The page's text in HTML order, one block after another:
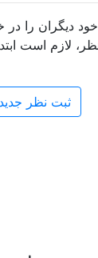
دیگران را در
لازم است
ثبت نظر جدید